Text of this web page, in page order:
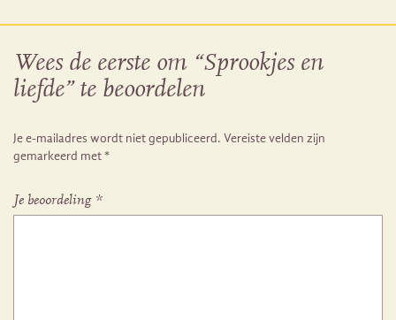
Wees de eerste om “Sprookjes en
liefde” te beoordelen
Je e-mailadres wordt niet gepubliceerd. Vereiste velden zijn
gemarkeerd met*
Je beoordeling *